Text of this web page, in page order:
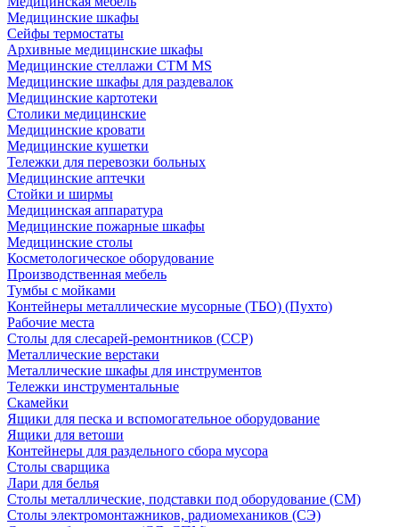
Медицинские шкафы
Сейфы термостаты
Архивные медицинские шкафы
Медицинские стеллажи CTM MS
Медицинские шкафы для раздевалок
Медицинские картотеки
Столики медицинские
Медицинские кровати
Медицинские кушетки
Тележки для перевозки больных
Медицинские аптечки
Стойки и ширмы
Медицинская аппаратура
Медицинские пожарные шкафы
Медицинские столы
Косметологическое оборудование
Производственная мебель
Тумбы с мойками
Контейнеры металлические мусорные (ТБО) (Пухто)
Рабочие места
Столы для слесарей-ремонтников (ССР)
Металлические верстаки
Металлические шкафы для инструментов
Тележки инструментальные
Скамейки
Ящики для песка и вспомогательное оборудование
Ящики для ветоши
Контейнеры для раздельного сбора мусора
Столы сварщика
Лари для белья
Столы металлические, подставки под оборудование (СМ)
Столы электромонтажников, радиомехаников (СЭ)